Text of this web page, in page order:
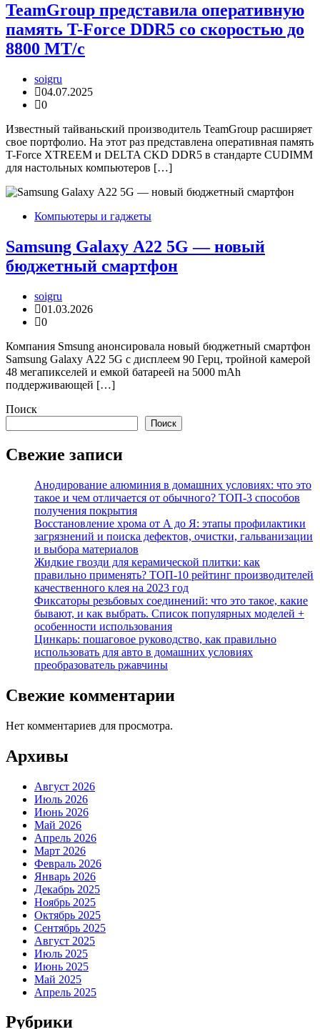
TeamGroup представила оперативную
память T-Force DDR5 со скоростью до
8800 МТ/с
soigru
04.07.2025
0
Известный тайваньский производитель TeamGroup расширяет
свое портфолио. На этот раз представлена оперативная память
T-Force XTREEM и DELTA CKD DDR5 в стандарте CUDIMM
для настольных компьютеров […]
Компьютеры и гаджеты
Samsung Galaxy А22 5G — новый
бюджетный смартфон
soigru
01.03.2026
0
Компания Smsung анонсировала новый бюджетный смартфон
Samsung Galaxy А22 5G с дисплеем 90 Герц, тройной камерой
48 мегапикселей и емкой батареей на 5000 mAh
поддерживающей […]
Поиск
Поиск
Свежие записи
Анодирование алюминия в домашних условиях: что это
такое и чем отличается от обычного? ТОП-3 способов
получения покрытия
Восстановление хрома от А до Я: этапы профилактики
загрязнений и поиска дефектов, очистки, гальванизации
и выбора материалов
Жидкие гвозди для керамической плитки: как
правильно применять? ТОП-10 рейтинг производителей
качественного клея на 2023 год
Фиксаторы резьбовых соединений: что это такое, какие
бывают, и как выбрать. Список популярных моделей +
особенности использования
Цинкарь: пошаговое руководство, как правильно
использовать для авто в домашних условиях
преобразователь ржавчины
Свежие комментарии
Нет комментариев для просмотра.
Архивы
Август 2026
Июль 2026
Июнь 2026
Май 2026
Апрель 2026
Март 2026
Февраль 2026
Январь 2026
Декабрь 2025
Ноябрь 2025
Октябрь 2025
Сентябрь 2025
Август 2025
Июль 2025
Июнь 2025
Май 2025
Апрель 2025
Рубрики